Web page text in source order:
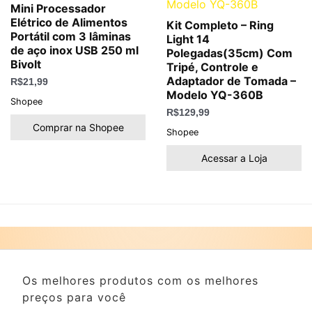
Mini Processador
Elétrico de Alimentos
Portátil com 3 lâminas
de aço inox USB 250 ml
Bivolt
R$21,99
Shopee
Comprar na Shopee
Kit Completo – Ring
Light 14
Polegadas(35cm) Com
Tripé, Controle e
Adaptador de Tomada –
Modelo YQ-360B
R$129,99
Shopee
Acessar a Loja
Os melhores produtos com os melhores
preços para você